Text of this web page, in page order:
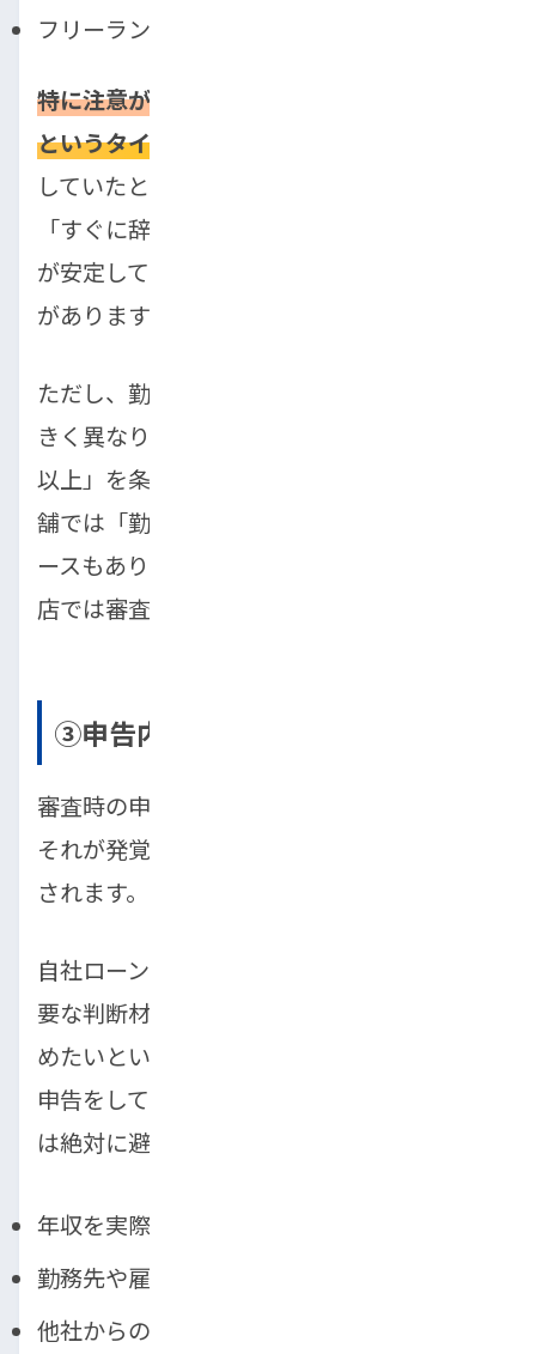
フリーランスで収入の証明が難しいケース
特に注意が必要なのは、「転職したばかり」
というタイミングです。
していたとしても、勤続年数が極端に短いと
「すぐに辞めてしまうかもしれない」「収入
が安定していない」と判断されてしまうこと
があります。
ただし、勤続年数の基準は販売店によって大
きく異なります。 厳しい店舗では「勤続1年
以上」を条件とする場合もあれば、柔軟な店
舗では「勤続1ヶ月でも相談可能」というケ
ースもあります。一度断られても、別の販売
店では審査に通る可能性は十分にあります。
③申告内容に嘘や矛盾があった
審査時の申告内容に嘘や矛盾があった場合、
それが発覚した時点でほぼ確実に審査は否決
されます。
自社ローンの審査では、申込者の信頼性も重
要な判断材料です。少しでも審査を有利に進
めたいという気持ちから、以下のような虚偽
申告をしてしまうケースがありますが、これ
は絶対に避けるべきです。
年収を実際より多く申告する
勤務先や雇用形態を偽る
他社からの借入状況を隠す